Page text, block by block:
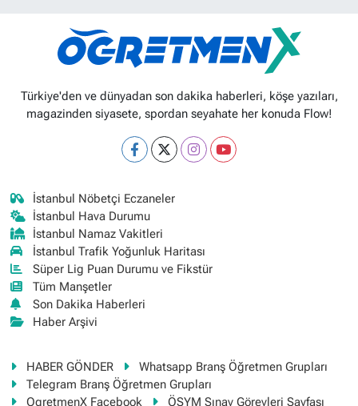
Türkiye'den ve dünyadan son dakika haberleri, köşe yazıları,
magazinden siyasete, spordan seyahate her konuda Flow!
İstanbul Nöbetçi Eczaneler
İstanbul Hava Durumu
İstanbul Namaz Vakitleri
İstanbul Trafik Yoğunluk Haritası
Süper Lig Puan Durumu ve Fikstür
Tüm Manşetler
Son Dakika Haberleri
Haber Arşivi
HABER GÖNDER
Whatsapp Branş Öğretmen Grupları
Telegram Branş Öğretmen Grupları
OgretmenX Facebook
ÖSYM Sınav Görevleri Sayfası